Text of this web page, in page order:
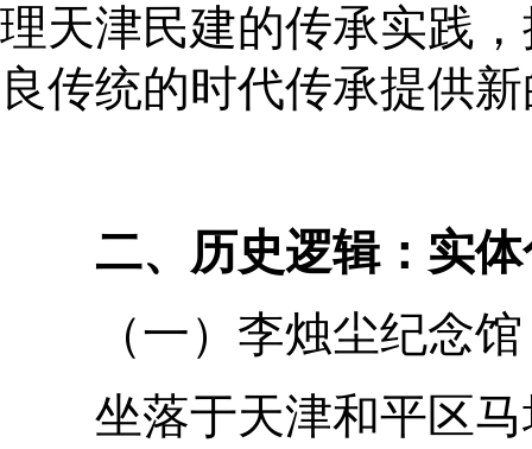
理天津民建的传承实践
良传统的时代传承提供
二、历史逻辑：实
（一）李烛尘纪念馆
坐落于天津和平区马